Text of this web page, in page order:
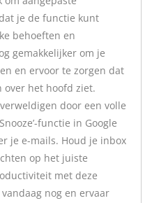
je de functie kunt
behoeften en
gemakkelijker om je
en ervoor te zorgen dat
over het hoofd ziet.
door een volle
functie in Google
je e-mails. Houd je inbox
op het juiste
met deze
nog en ervaar